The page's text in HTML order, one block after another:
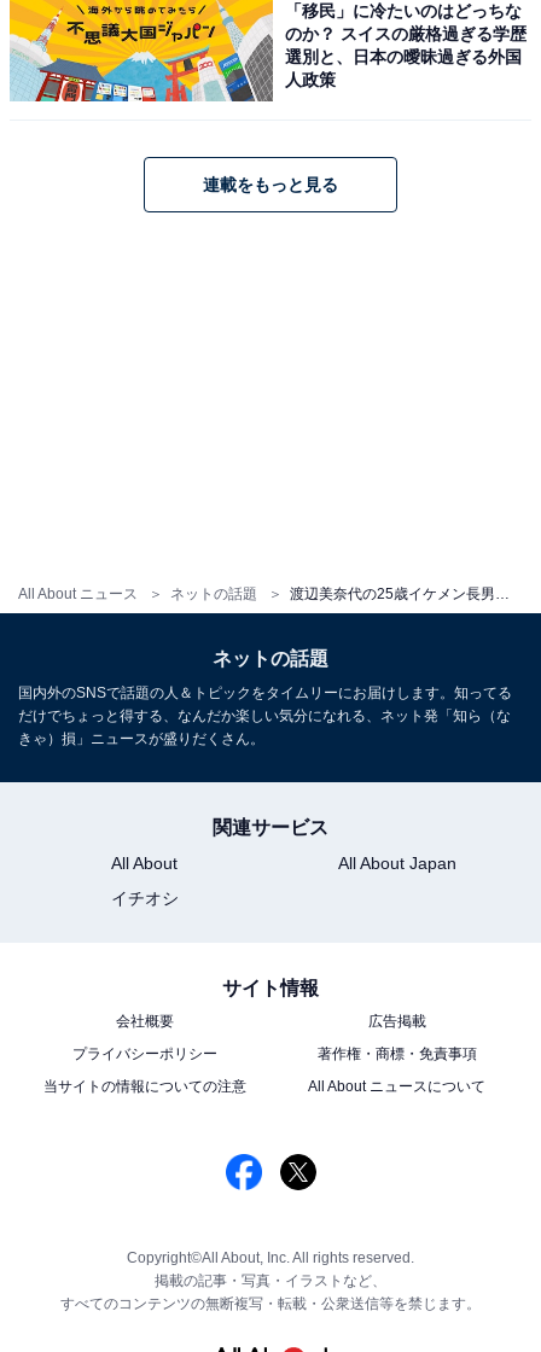
All About ニュース ネットの話題
「移民」に冷たいのはどっちな
のか？ スイスの厳格過ぎる学歴
選別と、日本の曖昧過ぎる外国
人政策
連載をもっと見る
ネットの話題
国内外のSNSで話題の人＆トピックをタイムリーにお届けします。知ってる
だけでちょっと得する、なんだか楽しい気分になれる、ネット発「知ら（な
きゃ）損」ニュースが盛りだくさん。
関連サービス
All About
All About Japan
イチオシ
サイト情報
会社概要
広告掲載
プライバシーポリシー
著作権・商標・免責事項
当サイトの情報についての注意
All About ニュースについて
Copyright©All About, Inc. All rights reserved.
掲載の記事・写真・イラストなど、
すべてのコンテンツの無断複写・転載・公衆送信等を禁じます。